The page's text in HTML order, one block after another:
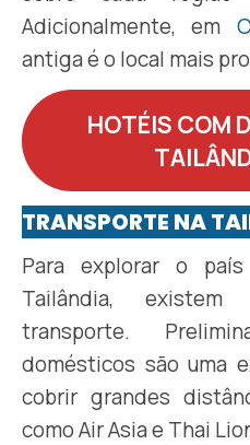
Adicionalmente, em
antiga é o local mais
HOTÉIS COM
TRANSPORTE NA
Para explorar o
Tailândia,
transporte.
domésticos são uma
cobrir grandes
como Air Asia e Thai